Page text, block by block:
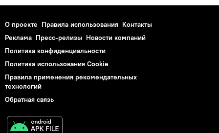
О проекте Правила использования Контакты
Реклама Пресс-релизы Новости компаний
Политика конфиденциальности
Политика использования Cookie
Правила применения рекомендательных
технологий
Обратная связь